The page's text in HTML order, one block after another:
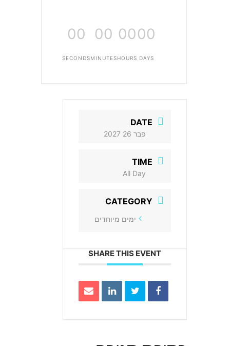
00
DAYS
00
HOURS
00
MINUTES
00
SECONDS
DATE
פבר 26 2027
TIME
All Day
CATEGORY
ימים מיוחדים
SHARE THIS EVENT